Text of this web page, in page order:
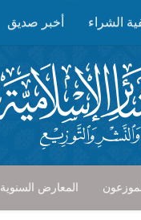
الشراء أخبر صديق
المعارض السنوية